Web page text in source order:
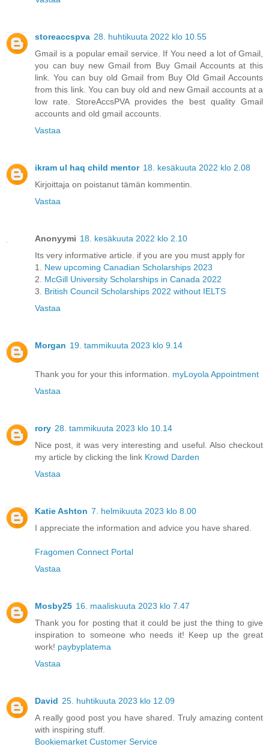
storeaccspva 28. huhtikuuta 2022 klo 10.55
Gmail is a popular email service. If You need a lot of Gmail,
you can buy new Gmail from Buy Gmail Accounts at this
link. You can buy old Gmail from Buy Old Gmail Accounts
from this link. You can buy old and new Gmail accounts at a
low rate. StoreAccsPVA provides the best quality Gmail
accounts and old gmail accounts.
Vastaa
ikram ul haq child mentor 18. kesäkuuta 2022 klo 2.08
Kirjoittaja on poistanut tämän kommentin.
Vastaa
Anonyymi 18. kesäkuuta 2022 klo 2.10
Its very informative article. if you are you must apply for
1. New upcoming Canadian Scholarships 2023
2. McGill University Scholarships in Canada 2022
3. British Council Scholarships 2022 without IELTS
Vastaa
Morgan 19. tammikuuta 2023 klo 9.14
Thank you for your this information. myLoyola Appointment
Vastaa
rory 28. tammikuuta 2023 klo 10.14
Nice post, it was very interesting and useful. Also checkout
my article by clicking the link Krowd Darden
Vastaa
Katie Ashton 7. helmikuuta 2023 klo 8.00
I appreciate the information and advice you have shared.
Fragomen Connect Portal
Vastaa
Mosby25 16. maaliskuuta 2023 klo 7.47
Thank you for posting that it could be just the thing to give
inspiration to someone who needs it! Keep up the great
work! paybyplatema
Vastaa
David 25. huhtikuuta 2023 klo 12.09
A really good post you have shared. Truly amazing content
with inspiring stuff.
Bookiemarket Customer Service